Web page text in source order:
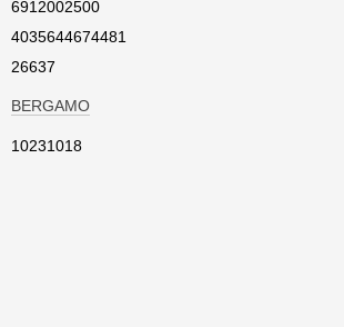
6912002500
4035644674481
26637
BERGAMO
10231018